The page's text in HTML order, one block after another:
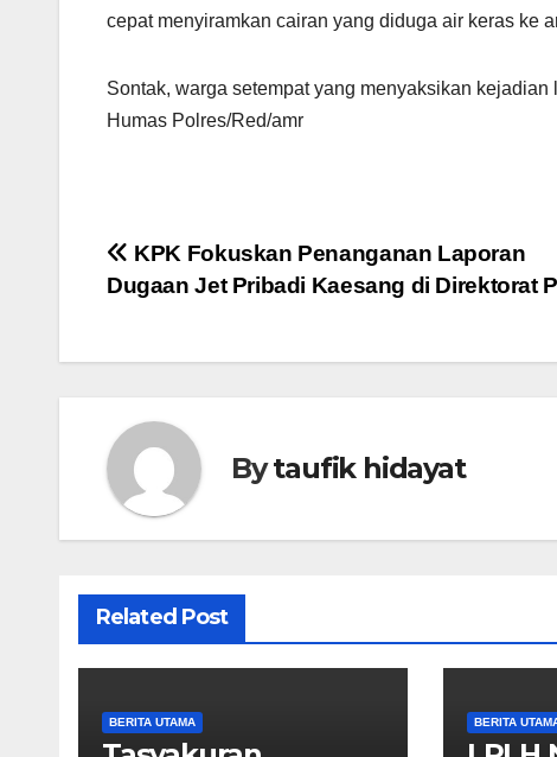
cepat menyiramkan cairan yang diduga air keras ke
Sontak, warga setempat yang menyaksikan
Humas Polres/Red/amr
Navigasi
pos
KPK Fokuskan Penanganan Laporan
Dugaan Jet Pribadi Kaesang di Direktorat
Bytaufik hidayat
Related Post
BERITA UTAMA BERITA